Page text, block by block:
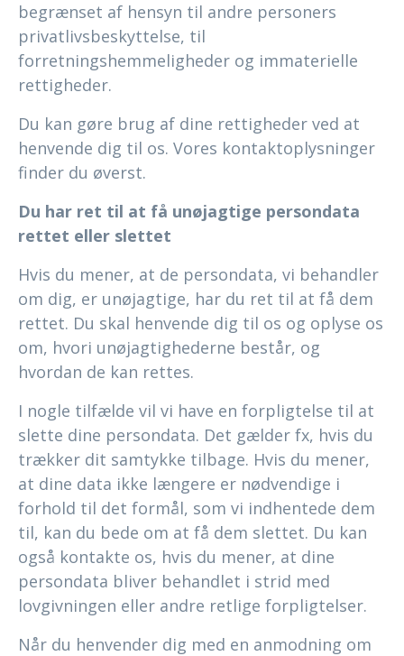
begrænset af hensyn til andre personers
privatlivsbeskyttelse, til
forretningshemmeligheder og immaterielle
rettigheder.
Du kan gøre brug af dine rettigheder ved at
henvende dig til os. Vores kontaktoplysninger
finder du øverst.
Du har ret til at få unøjagtige persondata
rettet eller slettet
Hvis du mener, at de persondata, vi behandler
om dig, er unøjagtige, har du ret til at få dem
rettet. Du skal henvende dig til os og oplyse os
om, hvori unøjagtighederne består, og
hvordan de kan rettes.
I nogle tilfælde vil vi have en forpligtelse til at
slette dine persondata. Det gælder fx, hvis du
trækker dit samtykke tilbage. Hvis du mener,
at dine data ikke længere er nødvendige i
forhold til det formål, som vi indhentede dem
til, kan du bede om at få dem slettet. Du kan
også kontakte os, hvis du mener, at dine
persondata bliver behandlet i strid med
lovgivningen eller andre retlige forpligtelser.
Når du henvender dig med en anmodning om